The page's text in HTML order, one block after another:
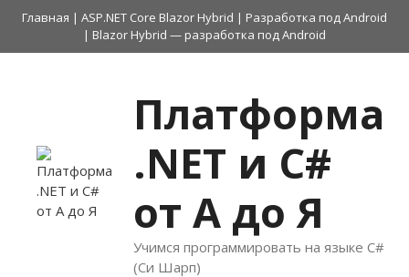
Перейти
содержимому
Главная | ASP.NET Core Blazor Hybrid | Разработка под Android
| Blazor Hybrid — разработка под Android
Платформа
.NET и C#
от А до Я
Учимся программировать на языке C#
(Си Шарп)